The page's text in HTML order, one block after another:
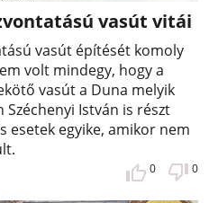
vasút vitái
vasút építését komoly
volt mindegy, hogy a
vasút a Duna melyik
István is részt
esetek egyike, amikor nem
0 0